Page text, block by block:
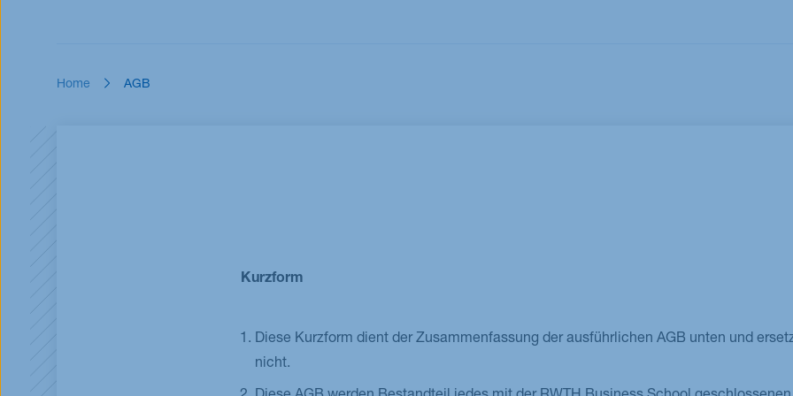
Home AGB
Kurzform
Diese Kurzform dient der Zusammenfassung der ausführlichen AGB unten und
nicht.